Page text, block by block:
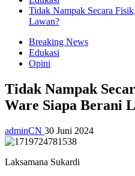
Tidak Nampak Secara
Lawan?
Breaking News
Edukasi
Opini
Tidak Nampak
Ware Siapa Berani
adminCN 30 Juni 2024
Laksamana Sukardi